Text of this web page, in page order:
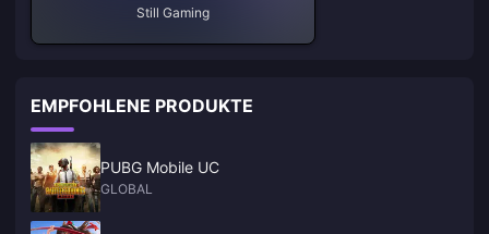
Still Gaming
EMPFOHLENE PRODUKTE
PUBG Mobile UC
GLOBAL